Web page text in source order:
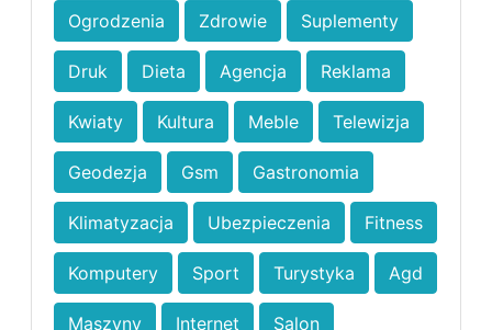
Ogrodzenia Zdrowie Suplementy
Druk Dieta Agencja Reklama
Kwiaty Kultura Meble Telewizja
Geodezja Gsm Gastronomia
Klimatyzacja Ubezpieczenia Fitness
Komputery Sport Turystyka Agd
Maszyny Internet Salon